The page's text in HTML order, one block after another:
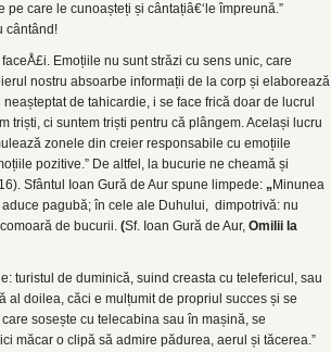
care le cunoașteți și cântațiâ€‘le împreună.”
cântând!
Emoțiile nu sunt străzi cu sens unic, care
nostru absoarbe informații de la corp și elaborează
de tahicardie, i se face frică doar de lucrul
triști, ci suntem triști pentru că plângem. Același lucru
zonele din creier responsabile cu emoțiile
pozitive.” De altfel, la bucurie ne cheamă și
Sfântul Ioan Gură de Aur spune limpede: „Minunea
pagubă; în cele ale Duhului, dimpotrivă: nu
de bucurii. (Sf. Ioan Gură de Aur, Omilii la
turistul de duminică, suind creasta cu telefericul, sau
al doilea, căci e mulțumit de propriul succes și se
sosește cu telecabina sau în mașină, se
măcar o clipă să admire pădurea, aerul și tăcerea.”